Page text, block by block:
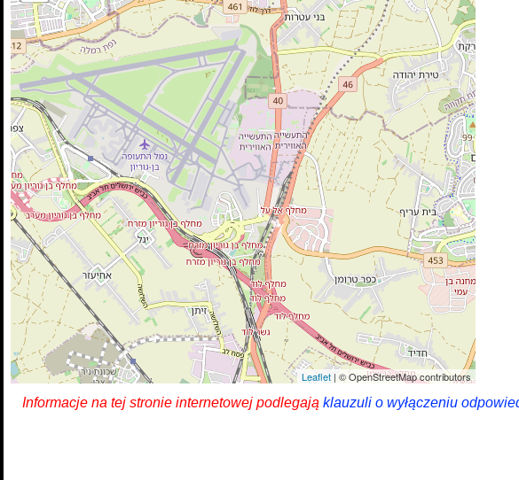
Leaflet | © OpenStreetMap contributors
Informacje na tej stronie internetowej podlegają klauzuli o wyłączeniu